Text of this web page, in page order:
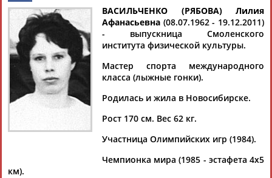
Найдено: 13181персон Расширенный поиск
Аслаудин
АБАЕВ
Елена
АБАИМОВА
Мария
АБАКУМОВА
Юлия
АБАЛАКИНА
АБАРЕНОВ
Тамилла
АБАСОВА
АБАЧАРАЕВ
Ростом
АБАШИДЗЕ
Лыжные гонки
ВАСИЛЬЧЕНКО (РЯБОВА) Лилия
Афанасьевна (08.07.1962 - 19.12.2011)
- выпускница Смоленского
института физической культуры.
Мастер спорта международного
класса (лыжные гонки).
Родилась и жила в Новосибирске.
Рост 170 см. Вес 62 кг.
Участница Олимпийских игр (1984).
Чемпионка мира (1985 - эстафета 4х5
км).